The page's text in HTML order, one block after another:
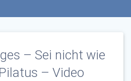
– Sei nicht wie
– Video